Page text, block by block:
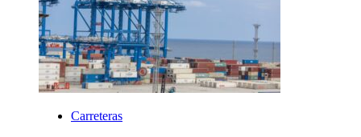
Carreteras